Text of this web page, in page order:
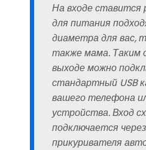
На входе ставится
для питания
диаметра для вас,
также мама. Таким
выходе можно
стандартный USB
вашего телефона
устройства. Вход
подключается
прикуривателя